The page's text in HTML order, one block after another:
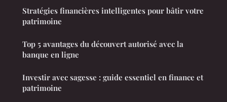
Stratégies financières intelligentes pour bâtir votre
patrimoine
Top 5 avantages du découvert autorisé avec la
banque en ligne
Investir avec sagesse : guide essentiel en finance et
patrimoine